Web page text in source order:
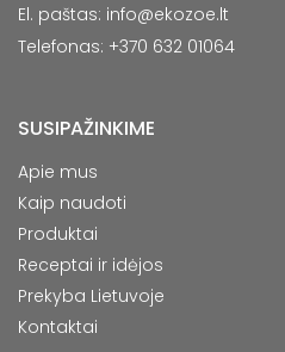
El. paštas: info@ekozoe.lt
Telefonas: +370 632 01064
SUSIPAŽINKIME
Apie mus
Kaip naudoti
Produktai
Receptai ir idėjos
Prekyba Lietuvoje
Kontaktai